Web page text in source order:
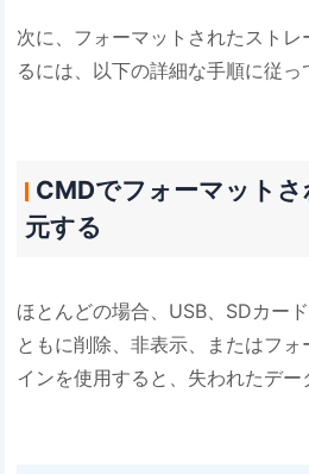
次に、フォーマットされたスト
るには、以下の詳細な手順に従っ
CMDでフォーマット
元する
ほとんどの場合、USB、SDカー
ともに削除、非表示、またはフ
インを使用すると、失われたデ